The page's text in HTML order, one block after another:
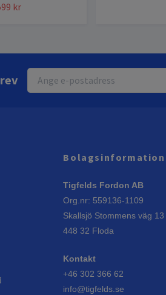
kr
Bolagsinformation
Tigfelds Fordon AB
Org.nr: 559136-1109
Skallsjö Stommens väg 13
448 32 Floda
Kontakt
+46 302 366 62
info@tigfelds.se